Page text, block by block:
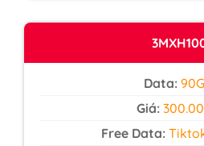
Data:
Giá:
Free Data: